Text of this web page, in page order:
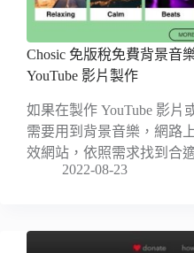
Chosic 免版稅免費背景音
YouTube 影片製作
如果在製作 YouTube 影片
需要用到背景音樂，網路
效網站，依照需求找到合
2022-08-23